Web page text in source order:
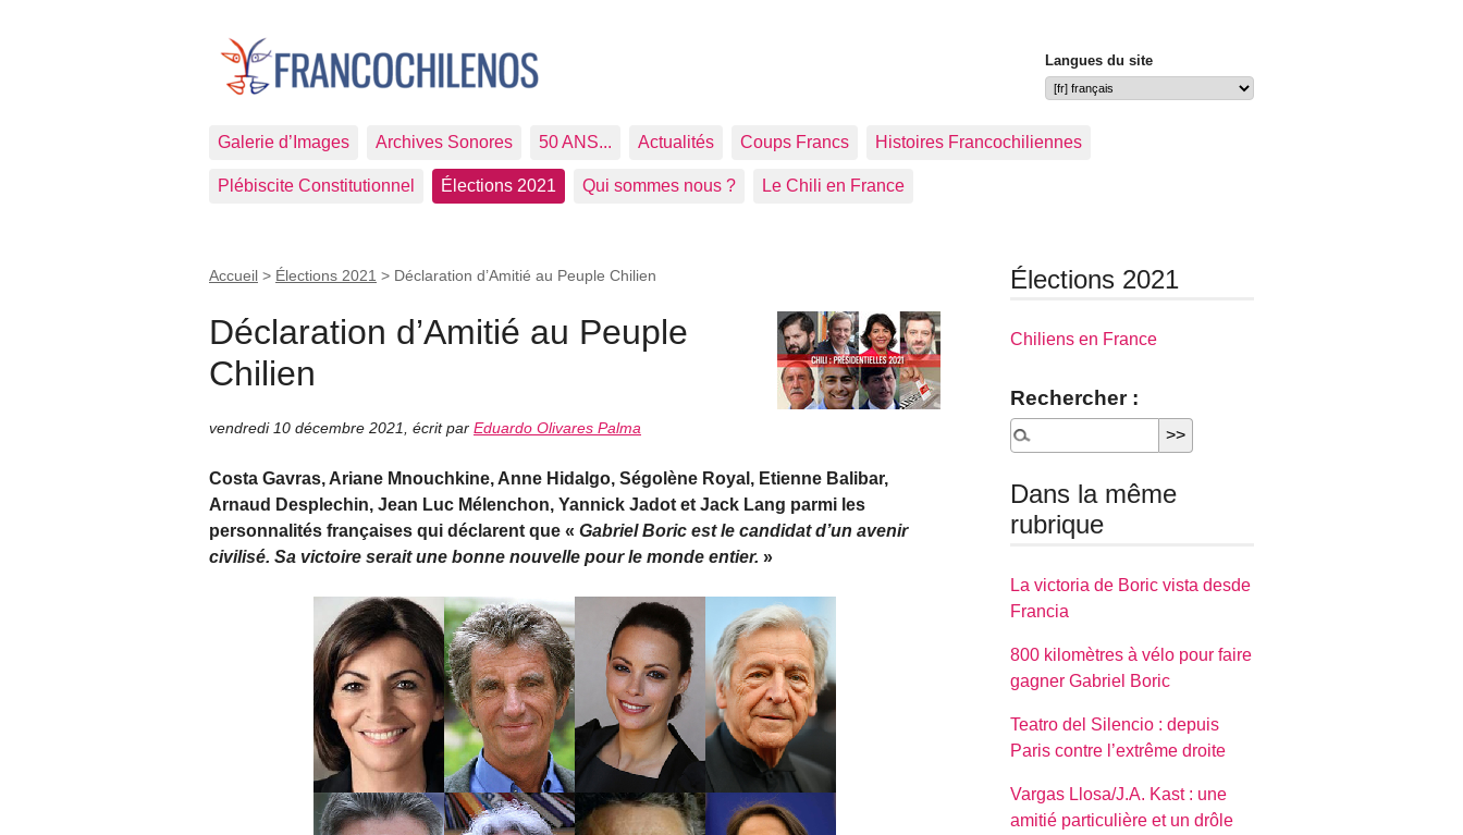
Langues du site
Galerie d’Images Archives Sonores 50 ANS... Actualités Coups Francs Histoires Francochiliennes
Plébiscite Constitutionnel Élections 2021 Qui sommes nous ? Le Chili en France
Accueil > Élections 2021 > Déclaration d’Amitié au Peuple Chilien
Déclaration d’Amitié au Peuple
Chilien
vendredi 10 décembre 2021 écrit par Eduardo Olivares Palma
Costa Gavras, Ariane Mnouchkine, Anne Hidalgo, Ségolène Royal, Etienne Balibar,
Arnaud Desplechin, Jean Luc Mélenchon, Yannick Jadot et Jack Lang parmi les
personnalités françaises qui déclarent que « Gabriel Boric est le candidat d’un avenir
civilisé. Sa victoire serait une bonne nouvelle pour le monde entier. »
Élections 2021
Chiliens en France
Rechercher :
Dans la même
rubrique
La victoria de Boric vista desde
Francia
800 kilomètres à vélo pour faire
gagner Gabriel Boric
Teatro del Silencio : depuis
Paris contre l’extrême droite
Vargas Llosa/J.A. Kast : une
amitié particulière et un drôle